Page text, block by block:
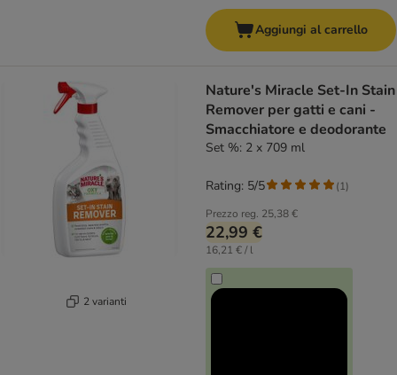
Aggiungi al carrello
2 varianti
Nature's Miracle Set-In Stain
Remover per gatti e cani -
Smacchiatore e deodorante
Set %: 2 x 709 ml
Prezzo reg. 25,38 €
22,99 €
16,21 € / l
Rating: 5/5 (1)